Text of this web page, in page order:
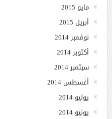
مايو 2015
أبريل 2015
نوفمبر 2014
أكتوبر 2014
سبتمبر 2014
أغسطس 2014
يوليو 2014
يونيو 2014